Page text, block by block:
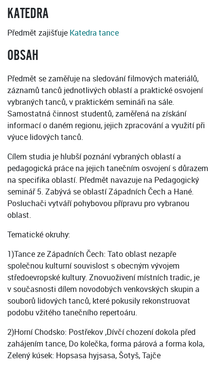
KATEDRA
Předmět zajišťuje Katedra tance
OBSAH
Předmět se zaměřuje na sledování filmových materiálů,
záznamů tanců jednotlivých oblastí a praktické osvojení
vybraných tanců, v praktickém semináři na sále.
Samostatná činnost studentů, zaměřená na získání
informací o daném regionu, jejich zpracování a využití při
výuce lidových tanců.
Cílem studia je hlubší poznání vybraných oblastí a
pedagogická práce na jejich tanečním osvojení s důrazem
na specifika oblastí. Předmět navazuje na Pedagogický
seminář 5. Zabývá se oblastí Západních Čech a Hané.
Posluchači vytváří pohybovou přípravu pro vybranou
oblast.
Tematické okruhy:
1)Tance ze Západních Čech: Tato oblast nezapře
společnou kulturní souvislost s obecným vývojem
středoevropské kultury. Znovuoživení místních tradic, je
v současnosti dílem novodobých venkovských skupin a
souborů lidových tanců, které pokusily rekonstruovat
podobu vžitého tanečního repertoáru.
2)Horní Chodsko: Postřekov ,Dívčí chození dokola před
zahájením tance, Do kolečka, forma párová a forma kola,
Zelený kúsek: Hopsasa hyjsasa, Šotyš, Tajče